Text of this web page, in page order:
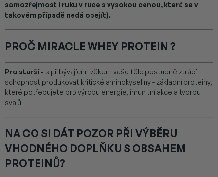
samozřejmost i ruku v ruce s vysokou cenou, která se v
takovém případě nedá obejít).
PROČ MIRACLE WHEY PROTEIN ?
Pro starší - s přibývajícím věkem vaše tělo postupně ztrácí
schopnost produkovat kritické aminokyseliny - základní proteiny,
které potřebujete pro výrobu energie, imunitní akce a tvorbu
svalů
NA CO SI DÁT POZOR PŘI VÝBĚRU
VHODNÉHO DOPLŇKU S OBSAHEM
PROTEINŮ?